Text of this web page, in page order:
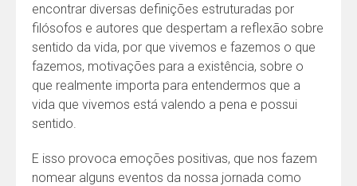
encontrar diversas definições estruturadas por
filósofos e autores que despertam a reflexão sobre
sentido da vida, por que vivemos e fazemos o que
fazemos, motivações para a existência, sobre o
que realmente importa para entendermos que a
vida que vivemos está valendo a pena e possui
sentido.
E isso provoca emoções positivas, que nos fazem
nomear alguns eventos da nossa jornada como